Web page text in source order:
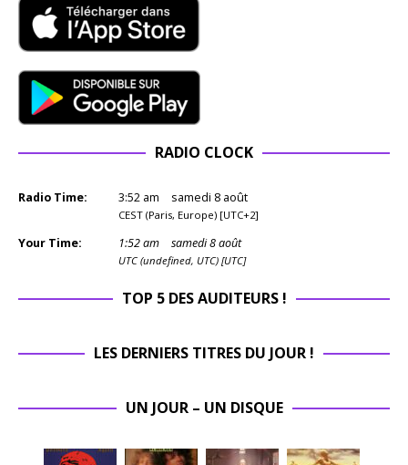
RADIO CLOCK
Radio Time: 3:52 am samedi 8 août
CEST (Paris, Europe) [UTC+2]
Your Time: 1:52am samedi 8 août
UTC (undefined, UTC) [UTC]
TOP 5 DES AUDITEURS !
LES DERNIERS TITRES DU JOUR !
UN JOUR – UN DISQUE